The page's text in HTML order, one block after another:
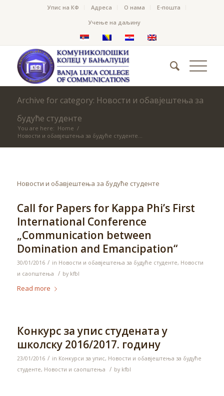
Упис на КФ Адреса О нама
Е-пошта
Учење на даљину
Archive for category: Новости и обавјештења за
будуће студенте
You are here: Home /
Новости и обавјештења за будуће студенте...
Новости и обавјештења за будуће студенте
Call for Papers for Kappa Phi’s First
International Conference
„Communication between
Domination and Emancipation“
30/01/2016 / in Новости и обавјештења за будуће студенте, Новости
и саопштења
/ by kfbl
Read more
Конкурс за упис студената у
школску 2016/2017. годину
23/01/2016 / in Конкурси за упис, Новости и обавјештења за будуће
студенте, Новости и саопштења / by kfbl